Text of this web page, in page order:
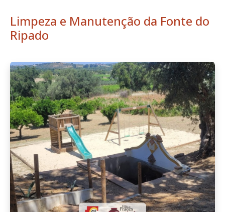
Limpeza e Manutenção da Fonte do
Ripado